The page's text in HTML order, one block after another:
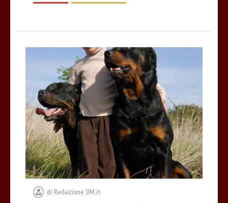
di Redazione DM.it